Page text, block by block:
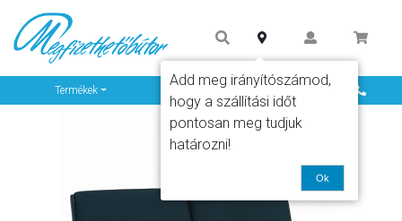
Termékek Info
Add meg irányítószámod,
hogy a szállítási időt
pontosan meg tudjuk
határozni!
Ok